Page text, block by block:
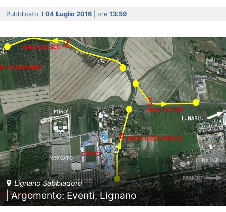
Pubblicato il 04 Luglio 2016 | ore 13:59
Lignano Sabbiadoro
| Argomento: Eventi, Lignano